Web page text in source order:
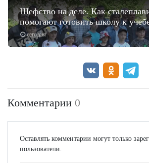
сегодня
Шефство на деле. Как
помогают готовить школу к
Комментарии 0
Оставлять комментарии могут только
пользователи.